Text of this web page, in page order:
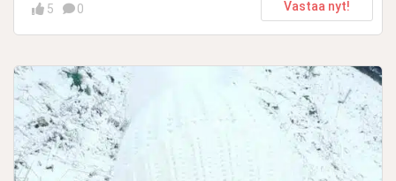
5 0 Vastaa nyt!